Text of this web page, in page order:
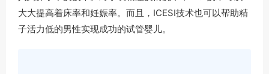
大大提高着床率和妊娠率。而且，ICESI技术也可以帮助精
子活力低的男性实现成功的试管婴儿。